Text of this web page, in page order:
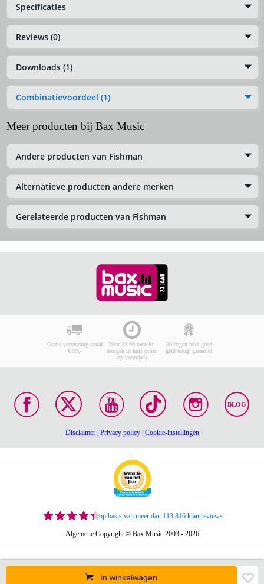
Specificaties
Reviews (0)
Downloads (1)
Combinatievoordeel (1)
Meer producten bij Bax Music
Andere producten van Fishman
Alternatieve producten andere merken
Gerelateerde producten van Fishman
In winkelwagen
Gratis verzending vanaf
€ 99,-
Voor 23:00 besteld,
morgen in huis (mits
op voorraad)
30 dagen 'niet goed
geld terug' garantie!
BLOG
Disclaimer| Privacy policy| Cookie-instellingen
op basis van meer dan 113.816 klantreviews
Algemene Copyright © Bax Music 2003 - 2026